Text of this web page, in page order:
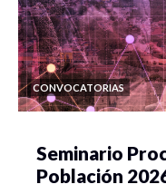
CONVOCATORIAS
Seminario
Población